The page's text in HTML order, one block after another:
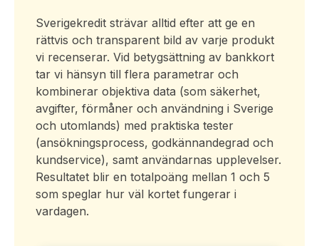
Sverigekredit strävar alltid efter att ge en
rättvis och transparent bild av varje produkt
vi recenserar. Vid betygsättning av bankkort
tar vi hänsyn till flera parametrar och
kombinerar objektiva data (som säkerhet,
avgifter, förmåner och användning i Sverige
och utomlands) med praktiska tester
(ansökningsprocess, godkännandegrad och
kundservice), samt användarnas upplevelser.
Resultatet blir en totalpoäng mellan 1 och 5
som speglar hur väl kortet fungerar i
vardagen.